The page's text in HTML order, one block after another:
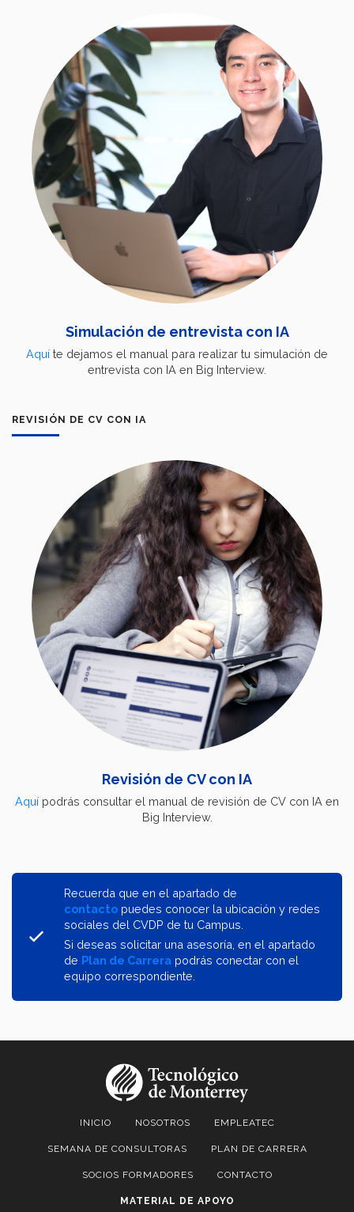
Simulación de entrevista con IA
Aquí te dejamos el manual para realizar tu simulación de
entrevista con IA en Big Interview.
REVISIÓN DE CV CON IA
Revisión de CV con IA
Aquí podrás consultar el manual de revisión de CV con IA en
Big Interview.
Recuerda que en el apartado de
contacto puedes conocer la ubicación y redes
sociales del CVDP de tu Campus.
Si deseas solicitar una asesoría, en el apartado
de Plan de Carrera podrás conectar con el
equipo correspondiente.
INICIO NOSOTROS EMPLEATEC
SEMANA DE CONSULTORAS PLAN DE CARRERA
SOCIOS FORMADORES CONTACTO
MATERIAL DE APOYO